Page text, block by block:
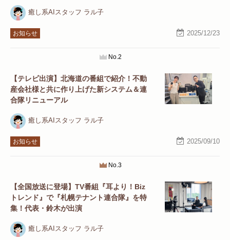
癒し系AIスタッフ ラル子
お知らせ 2025/12/23
No.2
【テレビ出演】北海道の番組で紹介！不動
産会社様と共に作り上げた新システム＆連
合隊リニューアル
癒し系AIスタッフ ラル子
お知らせ 2025/09/10
No.3
【全国放送に登場】TV番組『耳より！Biz
トレンド』で『札幌テナント連合隊』を特
集！代表・鈴木が出演
癒し系AIスタッフ ラル子